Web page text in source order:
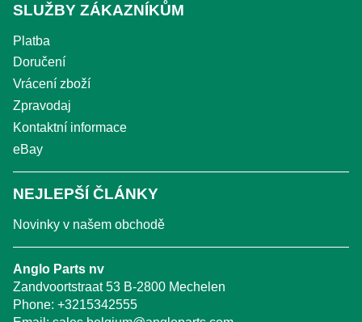
SLUŽBY ZÁKAZNÍKŮM
Platba
Doručení
Vrácení zboží
Zpravodaj
Kontaktní informace
eBay
NEJLEPŠÍ ČLÁNKY
Novinky v našem obchodě
Anglo Parts nv
Zandvoortstraat 53 B-2800 Mechelen
Phone: +3215342555